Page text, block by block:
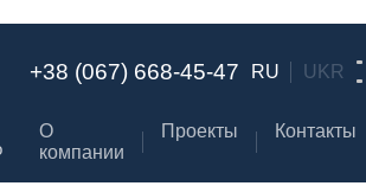
+38 (067) 668-45-47 RU UKR
О
компании
Проекты Контакты